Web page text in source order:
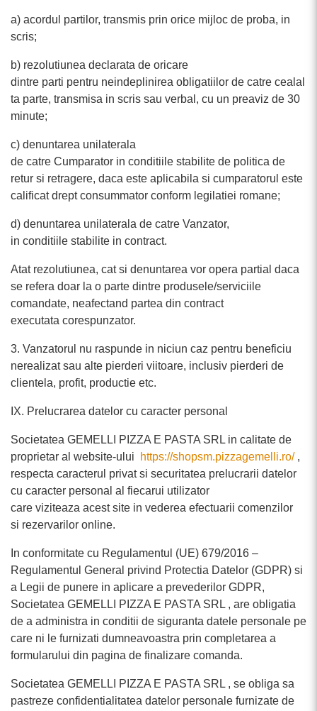
a) acordul partilor, transmis prin orice mijloc de proba, in
scris;
b) rezolutiunea declarata de oricare
dintre parti pentru neindeplinirea obligatiilor de catre cealal
ta parte, transmisa in scris sau verbal, cu un preaviz de 30
minute;
c) denuntarea unilaterala
de catre Cumparator in conditiile stabilite de politica de
retur si retragere, daca este aplicabila si cumparatorul este
calificat drept consummator conform legilatiei romane;
d) denuntarea unilaterala de catre Vanzator,
in conditiile stabilite in contract.
Atat rezolutiunea, cat si denuntarea vor opera partial daca
se refera doar la o parte dintre produsele/serviciile
comandate, neafectand partea din contract
executata corespunzator.
3. Vanzatorul nu raspunde in niciun caz pentru beneficiu
nerealizat sau alte pierderi viitoare, inclusiv pierderi de
clientela, profit, productie etc.
IX. Prelucrarea datelor cu caracter personal
Societatea GEMELLI PIZZA E PASTA SRL in calitate de
proprietar al website-ului
https://shopsm.pizzagemelli.ro/,
respecta caracterul privat si securitatea prelucrarii datelor
cu caracter personal al fiecarui utilizator
care viziteaza acest site in vederea efectuarii comenzilor
si rezervarilor online.
In conformitate cu Regulamentul (UE) 679/2016 –
Regulamentul General privind Protectia Datelor (GDPR) si
a Legii de punere in aplicare a prevederilor GDPR,
Societatea GEMELLI PIZZA E PASTA SRL , are obligatia
de a administra in conditii de siguranta datele personale pe
care ni le furnizati dumneavoastra prin completarea a
formularului din pagina de finalizare comanda.
Societatea GEMELLI PIZZA E PASTA SRL , se obliga sa
pastreze confidentialitatea datelor personale furnizate de